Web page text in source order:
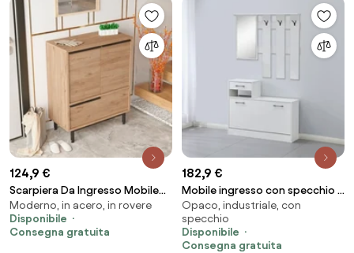
124,9 €
Scarpiera Da Ingresso Mobile
Multifunzione 75x36x90 Con
Piedini Neri Ocean Legno
Moderno, in acero, in rovere
Disponibile
Consegna gratuita
182,9 €
Mobile ingresso con specchio e
scarpiera bianco opaco Rudolf
XL
Opaco, industriale, con
specchio
Disponibile
Consegna gratuita